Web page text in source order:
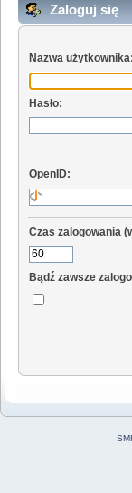
Zaloguj się
Nazwa użytkownika:
Hasło:
OpenID:
Czas zalogowania
Bądź zawsze